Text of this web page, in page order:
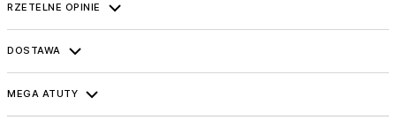
RZETELNE OPINIE
DOSTAWA
MEGA ATUTY